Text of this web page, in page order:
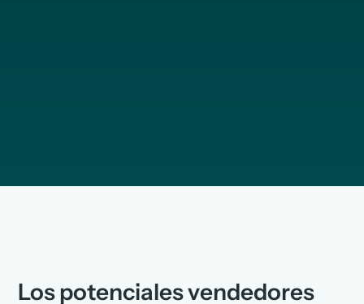
Los potenciales vendedores